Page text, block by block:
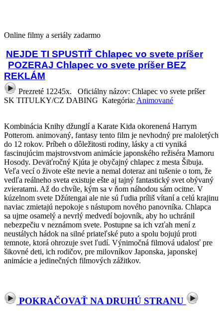
Online filmy a seriály zadarmo
NEJDE TI SPUSTIŤ Chlapec vo svete príšer
POZERAJ Chlapec vo svete príšer BEZ
REKLÁM
Prezreté 12245x.
Oficiálny názov: Chlapec vo svete príšer
SK TITULKY/CZ DABING Kategória: Animované
Kombinácia Knihy džunglí a Karate Kida okorenená Harrym
Potterom. animovaný, fantasy tento film je nevhodný pre maloletých
do 12 rokov. Príbeh o dôležitosti rodiny, lásky a cti vyniká
fascinujúcim majstrovstvom animácie japonského režiséra Mamoru
Hosody. Deväťročný Kjúta je obyčajný chlapec z mesta Šibuja.
Veľa vecí o živote ešte nevie a nemal doteraz ani tušenie o tom, že
vedľa reálneho sveta existuje ešte aj tajný fantastický svet obývaný
zvieratami. Až do chvíle, kým sa v ňom náhodou sám ocitne. V
kúzelnom svete Džútengai ale nie sú ľudia príliš vítaní a celú krajinu
naviac zmietajú nepokoje s nástupom nového panovníka. Chlapca
sa ujme osamelý a nevrlý medvedí bojovník, aby ho uchránil
nebezpečiu v neznámom svete. Postupne sa ich vzťah mení z
neustálych hádok na silné priateľské puto a spolu bojujú proti
temnote, ktorá ohrozuje svet ľudí. Výnimočná filmová udalosť pre
šikovné deti, ich rodičov, pre milovníkov Japonska, japonskej
animácie a jedinečných filmových zážitkov.
POKRAČOVAŤ NA DRUHÚ STRANU